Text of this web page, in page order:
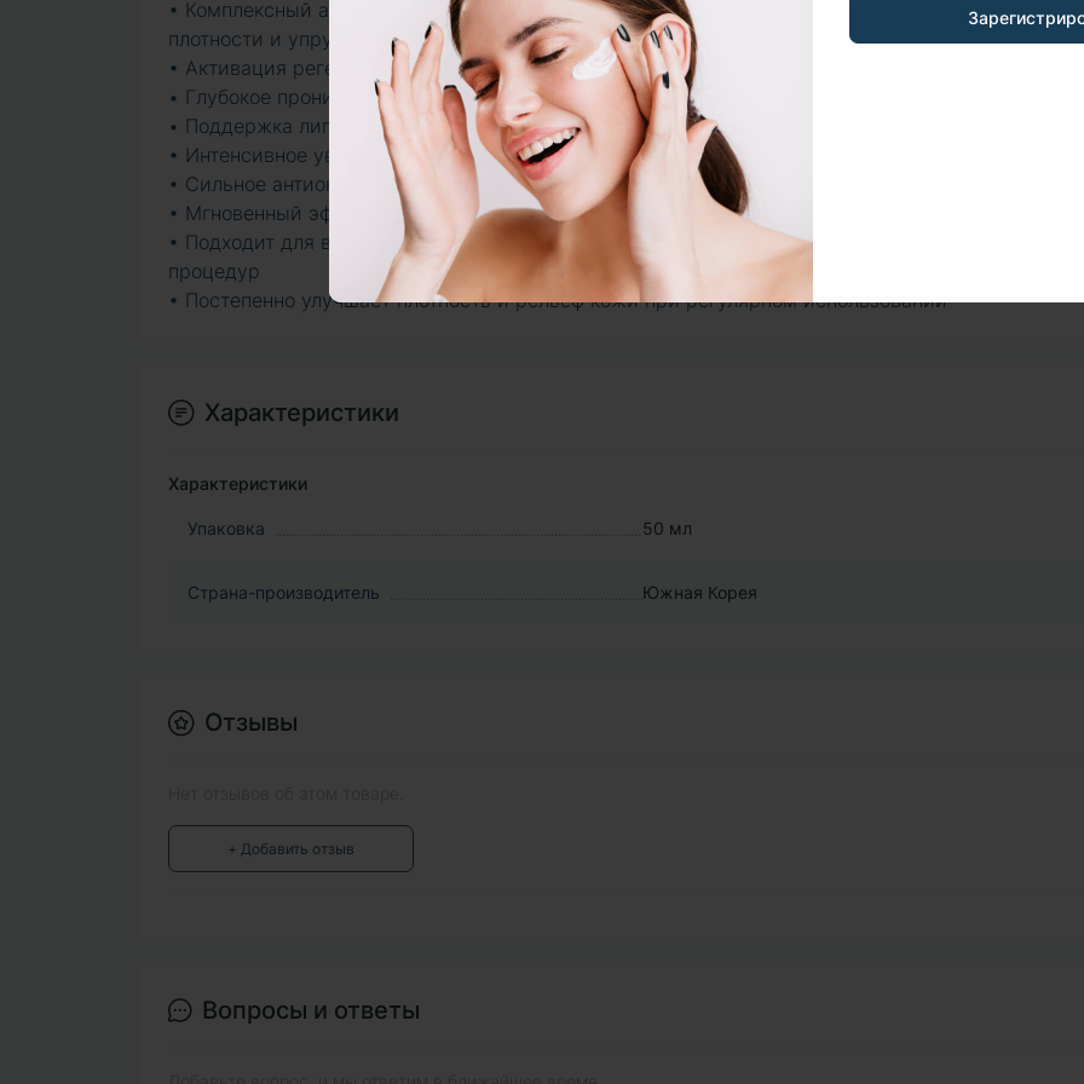
• Комплексный антивозрастной эффект: выравнивание тона, уменьшение морщин, улучшение
плотности и упругости кожи
• Активация регенерации за счёт высокой концентрации EGF и NMN
• Глубокое проникновение активных компонентов благодаря технологии FLEXIR-SOME™
• Поддержка липидного барьера благодаря оливковому маслу, лецитину и эмолентам
• Интенсивное увлажнение и успокоение благодаря пантенолу и аллантоину
• Сильное антиоксидантное действие: ресвератрол, витамин Е, натуральные экстракты
• Мгновенный эффект гладкости благодаря ламеллярной структуре крема
• Подходит для восстановления кожи после воздействия солнца, стрессов и агрессивных
процедур
• Постепенно улучшает плотность и рельеф кожи при регулярном использовании
Характеристики
Характеристики
Упаковка 50 мл
Страна-производитель Южная Корея
Отзывы
+ Добавить отзыв
Вопросы и ответы